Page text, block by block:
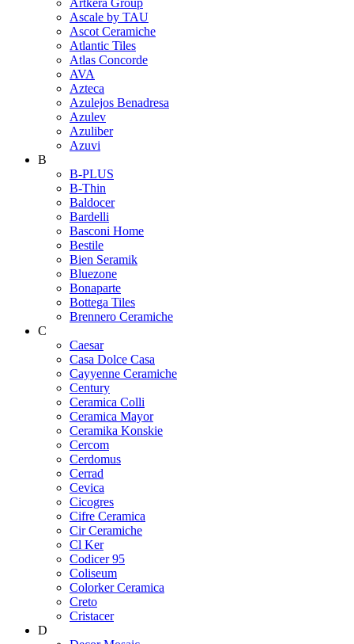
Ascale by TAU
Ascot Ceramiche
Atlantic Tiles
Atlas Concorde
AVA
Azteca
Azulejos Benadresa
Azulev
Azuliber
Azuvi
B
B-PLUS
B-Thin
Baldocer
Bardelli
Basconi Home
Bestile
Bien Seramik
Bluezone
Bonaparte
Bottega Tiles
Brennero Ceramiche
C
Caesar
Casa Dolce Casa
Cayyenne Ceramiche
Century
Ceramica Colli
Ceramica Mayor
Ceramika Konskie
Cercom
Cerdomus
Cerrad
Cevica
Cicogres
Cifre Ceramica
Cir Ceramiche
Cl Ker
Codicer 95
Coliseum
Colorker Ceramica
Creto
Cristacer
D